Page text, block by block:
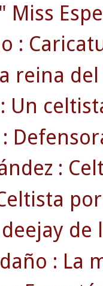
Miss
:
reina
: Un
:
:
de
: La